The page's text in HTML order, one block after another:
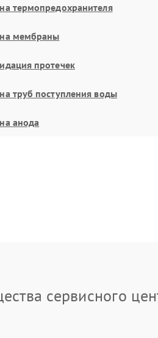
термопредохранителя
мембраны
протечек
труб поступления воды
анода
сервисного